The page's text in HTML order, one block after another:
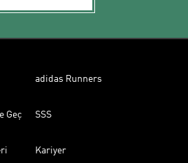
adidas Runners
Geç SSS
Kariyer